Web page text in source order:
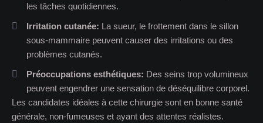
les tâches quotidiennes.
Irritation cutanée: La sueur, le frottement dans le sillon
sous-mammaire peuvent causer des irritations ou des
problèmes cutanés.
Préoccupations esthétiques: Des seins trop volumineux
peuvent engendrer une sensation de déséquilibre corporel.
Les candidates idéales à cette chirurgie sont en bonne santé
générale, non-fumeuses et ayant des attentes réalistes.